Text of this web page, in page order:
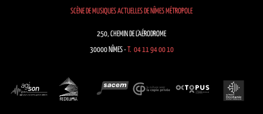
SCÈNE DE MUSIQUES ACTUELLES DE NÎMES MÉTROPOLE
250, CHEMIN DE L’AÉRODROME
30000 NÎMES -T. 04 11 94 00 10